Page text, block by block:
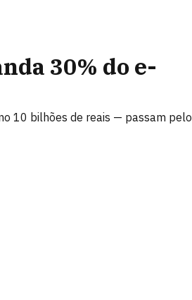
30% do e-
10 bilhões de reais — passam pelo